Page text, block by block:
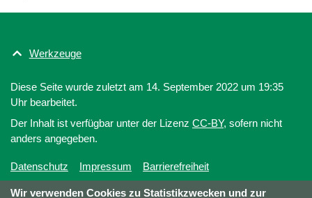
Wir verwenden Cookies zu Statistikzwecken und zur
Werkzeuge
Diese Seite wurde zuletzt am 14. September 2022 um 19:35
Uhr bearbeitet.
Der Inhalt ist verfügbar unter der Lizenz CC-BY, sofern nicht
anders angegeben.
Datenschutz Impressum Barrierefreiheit